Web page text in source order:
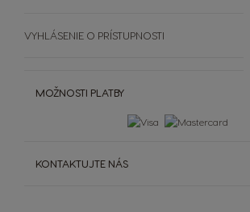
MOŽNOSTI PLATBY
KONTAKTUJTE NÁS
VYHLÁSENIE O PRÍSTUPNOSTI